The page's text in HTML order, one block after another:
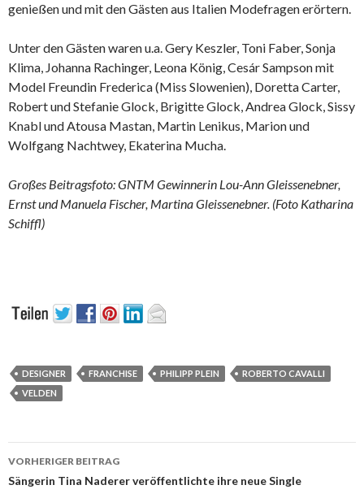
genießen und mit den Gästen aus Italien Modefragen erörtern.
Unter den Gästen waren u.a. Gery Keszler, Toni Faber, Sonja
Klima, Johanna Rachinger, Leona König, Cesár Sampson mit
Model Freundin Frederica (Miss Slowenien), Doretta Carter,
Robert und Stefanie Glock, Brigitte Glock, Andrea Glock, Sissy
Knabl und Atousa Mastan, Martin Lenikus, Marion und
Wolfgang Nachtwey, Ekaterina Mucha.
Großes Beitragsfoto: GNTM Gewinnerin Lou-Ann Gleissenebner,
Ernst und Manuela Fischer, Martina Gleissenebner. (Foto Katharina
Schiffl)
DESIGNER FRANCHISE PHILIPP PLEIN
ROBERTO CAVALLI
VELDEN
Beitrags-
Navigation
VORHERIGER BEITRAG
Sängerin Tina Naderer veröffentlichte ihre neue Single